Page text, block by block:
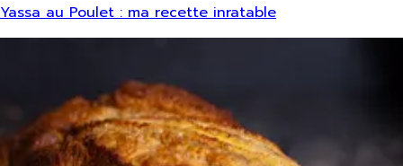
Yassa au Poulet : ma recette inratable